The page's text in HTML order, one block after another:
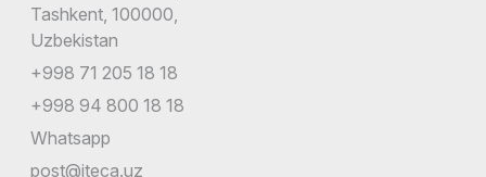
Tashkent, 100000,
Uzbekistan
+998 71 205 18 18
+998 94 800 18 18
Whatsapp
post@iteca.uz